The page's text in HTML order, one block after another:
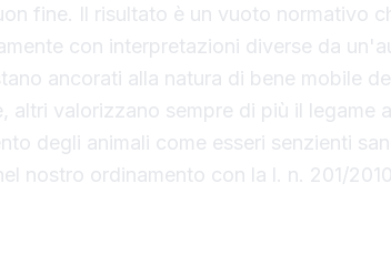
fine. Il risultato è un vuoto normativo
con interpretazioni diverse da
ancorati alla natura di bene mobile
altri valorizzano sempre di più il legame
degli animali come esseri senzienti
nostro ordinamento con la l. n. 201/